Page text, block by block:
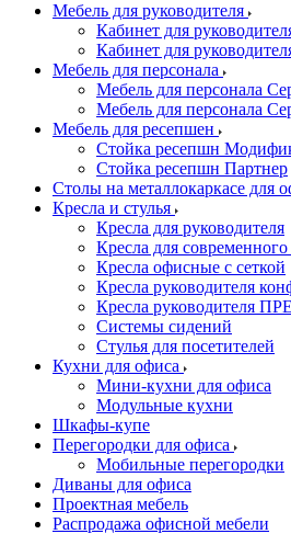
Мебель для руководителя
Кабинет для
Кабинет для
Мебель для персонала
Мебель для персонала
Мебель для персонала
Мебель для ресепшен
Стойка ресепшн
Стойка ресепшн Партнер
Столы на металлокаркасе для
Кресла и стулья
Кресла для руководителя
Кресла для
Кресла офисные с сеткой
Кресла руководителя
Кресла руководителя
Системы сидений
Стулья для посетителей
Кухни для офиса
Мини-кухни для офиса
Модульные кухни
Шкафы-купе
Перегородки для офиса
Мобильные перегородки
Диваны для офиса
Проектная мебель
Распродажа офисной мебели